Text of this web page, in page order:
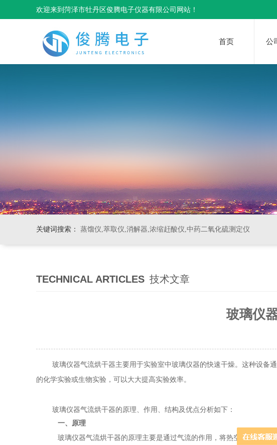
欢迎来到菏泽市牡丹区俊腾电子仪器有限公司网站！
首页 公
关键词搜索： 蒸馏仪,萃取仪,消解器,浓缩赶酸仪,中药二氧化硫测定仪
TECHNICAL ARTICLES 技术文章
玻璃仪
玻璃仪器气流烘干器主要用于实验室中玻璃仪器的快速干燥。这种设备通
的化学实验或生物实验，可以大大提高实验效率。
玻璃仪器气流烘干器的原理、作用、结构及优点分析如下：
一、原理
玻璃仪器气流烘干器的原理主要是通过气流的作用，将热空气均匀地吹